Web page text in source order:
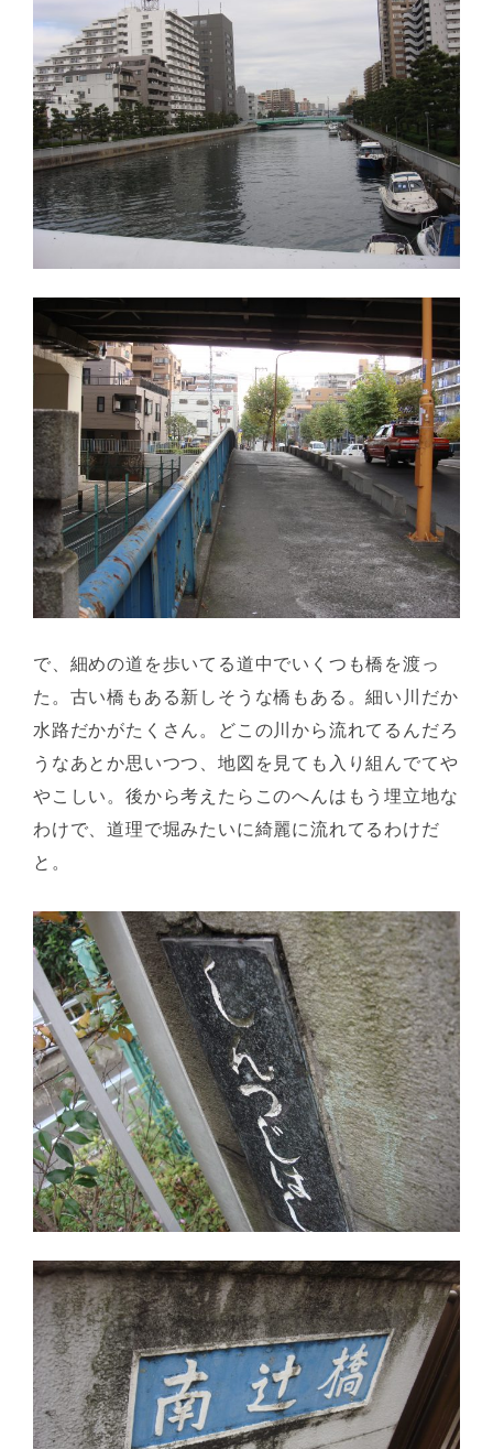
で、細めの道を歩いてる道中でいくつも橋を渡っ
た。古い橋もある新しそうな橋もある。細い川だか
水路だかがたくさん。どこの川から流れてるんだろ
うなあとか思いつつ、地図を見ても入り組んでてや
やこしい。後から考えたらこのへんはもう埋立地な
わけで、道理で堀みたいに綺麗に流れてるわけだ
と。